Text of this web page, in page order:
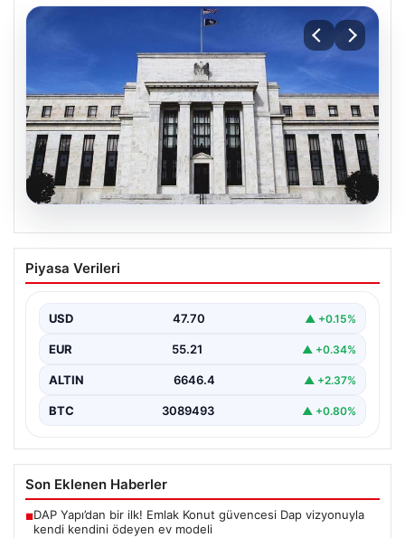
06.08.2026
Fed faizi sabit tuttu
Piyasa Verileri
USD 47.70 ▲ +0.15%
EUR 55.21 ▲ +0.34%
ALTIN 6646.4 ▲ +2.37%
BTC 3089493 ▲ +0.80%
Son Eklenen Haberler
■DAP Yapı’dan bir ilk! Emlak Konut güvencesi Dap vizyonuyla
kendi kendini ödeyen ev modeli